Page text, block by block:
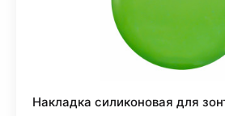
Накладка силиконовая для